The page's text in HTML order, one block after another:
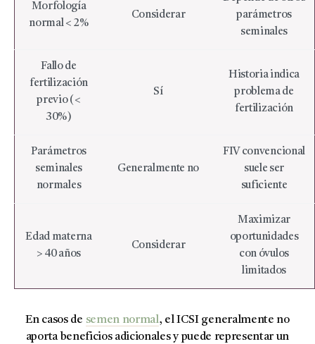
Morfología
normal < 2%
Considerar
parámetros
seminales
Fallo de
fertilización
previo (<
30%)
Sí
Historia indica
problema de
fertilización
Parámetros
seminales
normales
Generalmente no
FIV convencional
suele ser
suficiente
Edad materna
> 40 años
Considerar
Maximizar
oportunidades
con óvulos
limitados
En casos de semen normal, el ICSI generalmente no
aporta beneficios adicionales y puede representar un